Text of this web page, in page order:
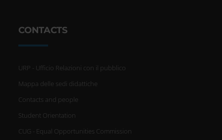
CONTACTS
URP - Ufficio Relazioni con il pubblico
Mappa delle sedi didattiche
Contacts and people
Student Orientation
CUG - Equal Opportunities Commission